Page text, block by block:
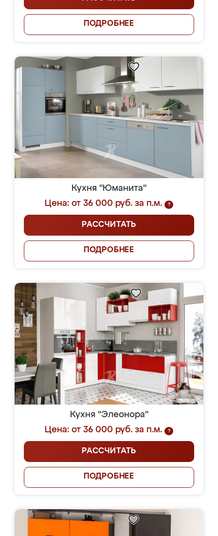
ПОДРОБНЕЕ
Кухня "Юманита"
Цена: от 36 000 руб. за п.м.
?
РАССЧИТАТЬ
ПОДРОБНЕЕ
Кухня "Элеонора"
Цена: от 36 000 руб. за п.м.
?
РАССЧИТАТЬ
ПОДРОБНЕЕ